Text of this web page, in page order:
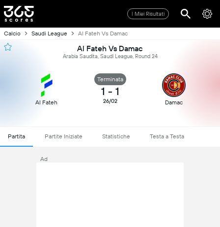
I Miei Risultati
Calcio Saudi League Al Fateh Vs Damac
Al Fateh Vs Damac
Arabia Saudita, Saudi League, Round 24
Al Fateh
Terminata
1 - 1
26/02 Damac
Partita Partite Iniziate Statistiche Testa a Testa
Ad